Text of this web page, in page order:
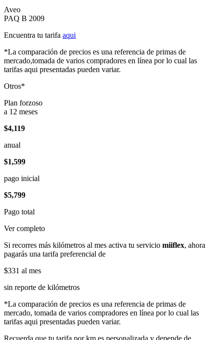
Aveo
PAQ B 2009
Encuentra tu tarifa aqui
*La comparación de precios es una referencia de primas de
mercado,tomada de varios compradores en línea por lo cual las
tarifas aqui presentadas pueden variar.
Otros*
Plan forzoso
a 12 meses
$4,119
anual
$1,599
pago inicial
$5,799
Pago total
Ver completo
Si recorres más kilómetros al mes activa tu servicio miiflex, ahora
pagarás una tarifa preferencial de
$331 al mes
sin reporte de kilómetros
*La comparación de precios es una referencia de primas de
mercado, tomada de varios compradores en línea por lo cual las
tarifas aqui presentadas pueden variar.
Recuerda que tu tarifa por km es personalizada y depende de